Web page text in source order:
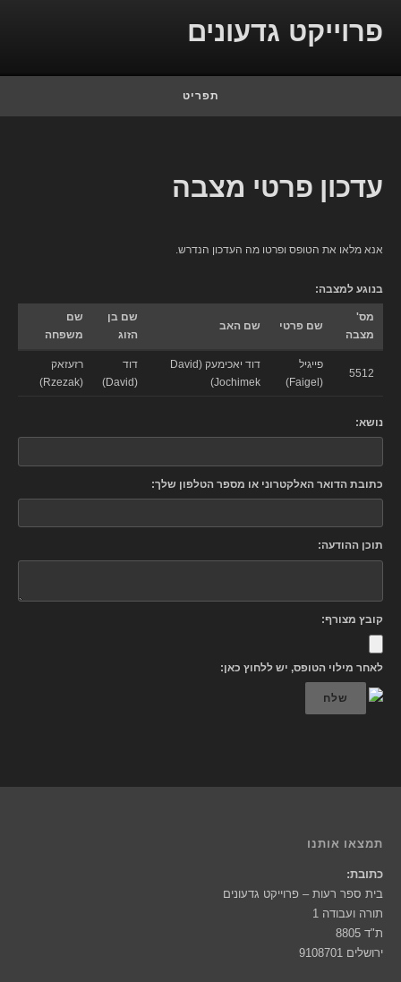
פרוייקט גדעונים
תפריט
עדכון פרטי מצבה
אנא מלאו את הטופס ופרטו מה העדכון הנדרש.
בנוגע למצבה:
מס'
מצבה
שם פרטי שם האב
שם בן
הזוג
שם
משפחה
5512
פייגיל
(Faigel)
דוד יאכימעק (David
Jochimek)
דוד
(David)
רזעזאק
(Rzezak)
נושא:
כתובת הדואר האלקטרוני או מספר הטלפון שלך:
תוכן ההודעה:
קובץ מצורף:
לאחר מילוי הטופס, יש ללחוץ כאן:
שלח
תמצאו אותנו
כתובת:
בית ספר רעות – פרוייקט גדעונים
תורה ועבודה 1
ת"ד 8805
ירושלים 9108701